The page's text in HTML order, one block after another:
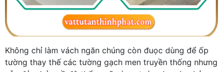
Không chỉ làm vách ngăn chúng còn đuọc dùng để ốp
tường thay thế các tường gạch men truyền thống nhưng